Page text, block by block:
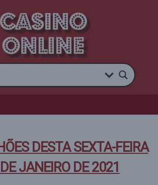
DESTA SEXTA-FEIRA
JANEIRO DE 2021